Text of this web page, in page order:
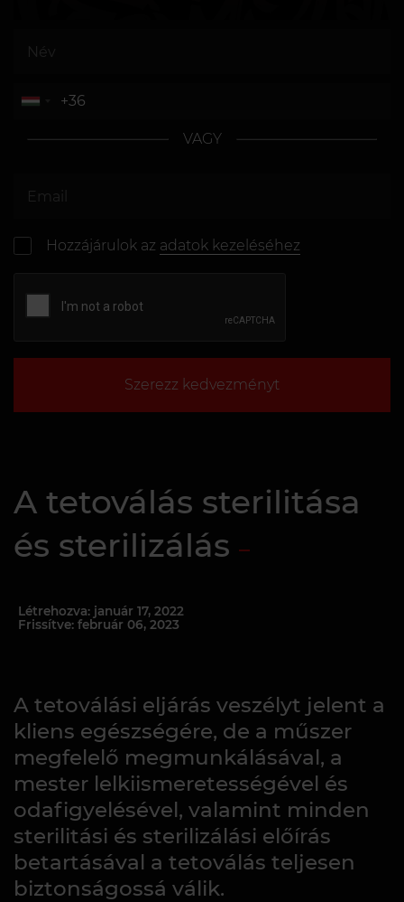
VAGY
Hozzájárulok az adatok kezeléséhez
Szerezz kedvezményt
A tetoválás sterilitása
és sterilizálás
Létrehozva: január 17, 2022
Frissítve: február 06, 2023
A tetoválási eljárás veszélyt jelent a
kliens egészségére, de a műszer
megfelelő megmunkálásával, a
mester lelkiismeretességével és
odafigyelésével, valamint minden
sterilitási és sterilizálási előírás
betartásával a tetoválás teljesen
biztonságossá válik.